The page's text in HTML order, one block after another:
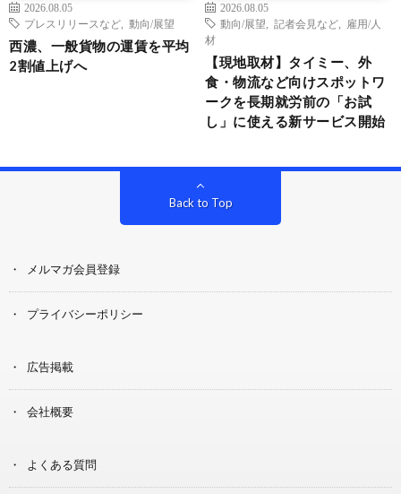
2026.08.05
プレスリリースなど
動向/展望
西濃、一般貨物の運賃を平均
2割値上げへ
2026.08.05
動向/展望
記者会見など
雇用/人
材
【現地取材】タイミー、外
食・物流など向けスポットワ
ークを長期就労前の「お試
し」に使える新サービス開始
Back to Top
メルマガ会員登録
プライバシーポリシー
広告掲載
会社概要
よくある質問